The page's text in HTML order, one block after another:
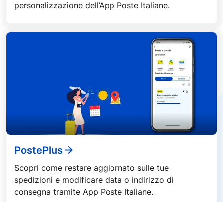
personalizzazione dell’App Poste Italiane.
PostePlus
Scopri come restare aggiornato sulle tue
spedizioni e modificare data o indirizzo di
consegna tramite App Poste Italiane.